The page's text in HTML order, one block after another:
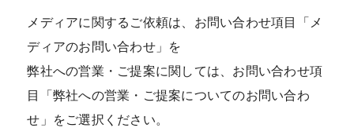
メディアに関するご依頼は、お問い合わせ項目「メ
ディアのお問い合わせ」を
弊社への営業・ご提案に関しては、お問い合わせ項
目「弊社への営業・ご提案についてのお問い合わ
せ」をご選択ください。